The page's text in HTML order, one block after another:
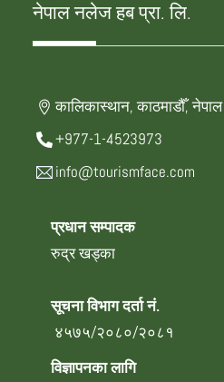
नेपाल नलेज हब प्रा. लि.
कालिकास्थान, काठमाडौँ, नेपाल
+977-1-4523973
info@tourismface.com
प्रधान सम्पादक
रुद्र खड्का
सूचना विभाग दर्ता नं.
४५७५/२०८०/२०८१
विज्ञापनका लागि